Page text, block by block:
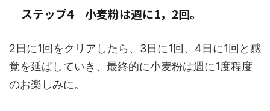
ステップ4 小麦粉は週に1，2回。
2日に1回をクリアしたら、3日に1回、4日に1回と感
覚を延ばしていき、最終的に小麦粉は週に1度程度
のお楽しみに。